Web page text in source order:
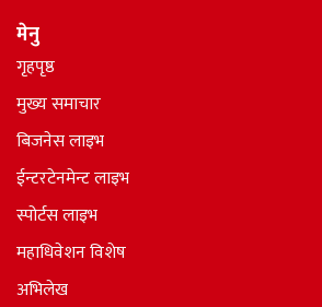
मेनु
गृहपृष्ठ
मुख्य समाचार
बिजनेस लाइभ
ईन्टरटेनमेन्ट लाइभ
स्पोर्टस लाइभ
महाधिवेशन विशेष
अभिलेख